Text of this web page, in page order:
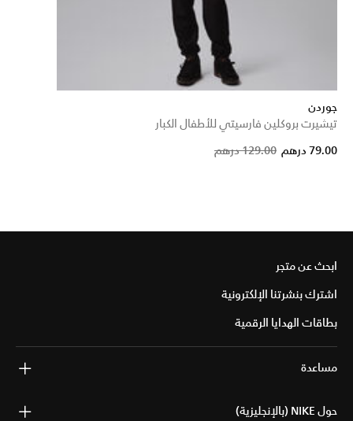
جوردن
تيشيرت بروكلين فارسيتي للأطفال الكبار
Price reduced129.00 درهم to79.00 درهم
ابحث عن متجر
اشترك بنشرتنا الإلكترونية
بطاقات الهدايا الرقمية
مساعدة
حول NIKE (بالإنجليزية)